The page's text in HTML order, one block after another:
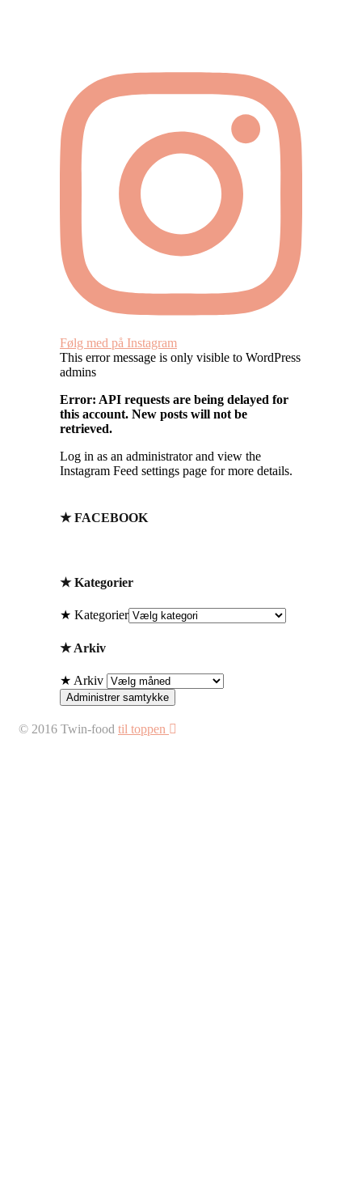
Følg med på Instagram
This error message is only visible to WordPress
admins
Error: API requests are being delayed for
this account. New posts will not be
retrieved.
Log in as an administrator and view the
Instagram Feed settings page for more details.
★ FACEBOOK
★ Kategorier
★ Kategorier
★ Arkiv
★ Arkiv
Administrer samtykke
© 2016 Twin-food til toppen